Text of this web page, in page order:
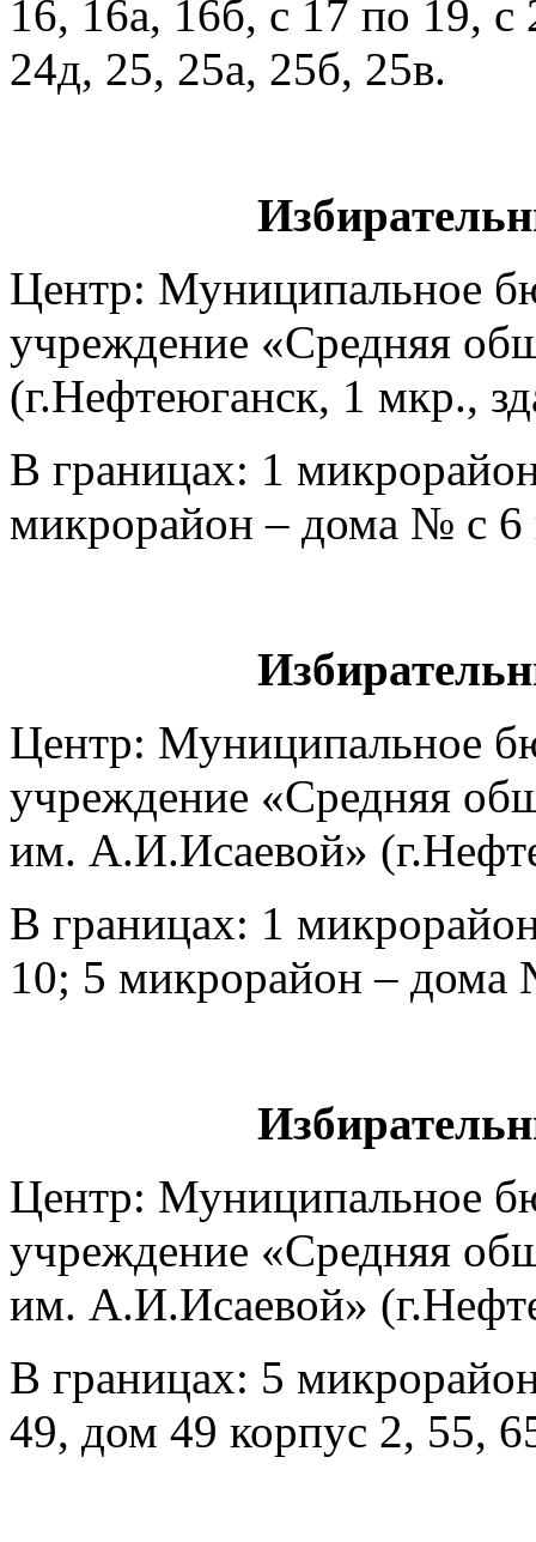
16, 16а, 16б, с 17 по 19,
24д, 25, 25а, 25б, 25в.
Центр: Муниципальное
учреждение «Средняя
(г.Нефтеюганск, 1 мкр.,
В границах: 1
микрорайон – дома № с 6
Центр: Муниципальное
учреждение «Средняя
им. А.И.Исаевой»
В границах: 1
10; 5 микрорайон – дома
Центр: Муниципальное
учреждение «Средняя
им. А.И.Исаевой»
В границах: 5
49, дом 49 корпус 2, 55,